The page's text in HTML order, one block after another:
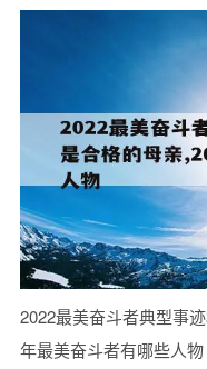
2022最美奋斗者典型事
年最美奋斗者有哪些人物